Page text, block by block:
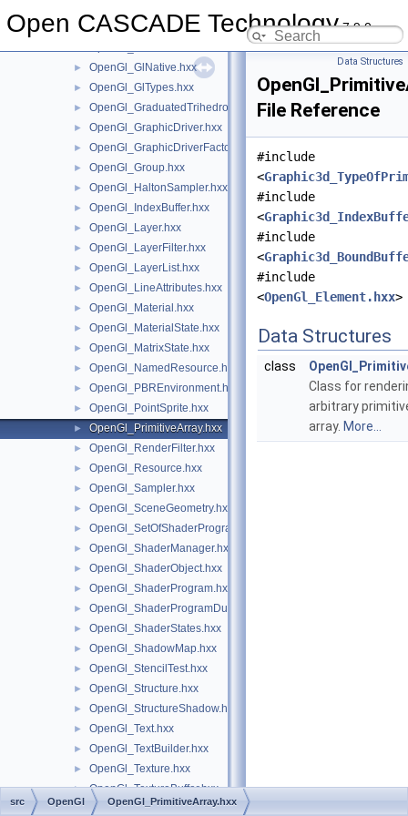
Open CASCADE Technology7.9.0
► OpenGl_GLESExtensions.hxx
► OpenGl_GlNative.hxx
► OpenGl_GlTypes.hxx
► OpenGl_GraduatedTrihedron.hxx
► OpenGl_GraphicDriver.hxx
► OpenGl_GraphicDriverFactory.hxx
► OpenGl_Group.hxx
► OpenGl_HaltonSampler.hxx
► OpenGl_IndexBuffer.hxx
► OpenGl_Layer.hxx
► OpenGl_LayerFilter.hxx
► OpenGl_LayerList.hxx
► OpenGl_LineAttributes.hxx
► OpenGl_Material.hxx
► OpenGl_MaterialState.hxx
► OpenGl_MatrixState.hxx
► OpenGl_NamedResource.hxx
► OpenGl_PBREnvironment.hxx
► OpenGl_PointSprite.hxx
► OpenGl_PrimitiveArray.hxx
► OpenGl_RenderFilter.hxx
► OpenGl_Resource.hxx
► OpenGl_Sampler.hxx
► OpenGl_SceneGeometry.hxx
► OpenGl_SetOfShaderPrograms.hxx
► OpenGl_ShaderManager.hxx
► OpenGl_ShaderObject.hxx
► OpenGl_ShaderProgram.hxx
► OpenGl_ShaderProgramDumpLevel.hxx
► OpenGl_ShaderStates.hxx
► OpenGl_ShadowMap.hxx
► OpenGl_StencilTest.hxx
► OpenGl_Structure.hxx
► OpenGl_StructureShadow.hxx
► OpenGl_Text.hxx
► OpenGl_TextBuilder.hxx
► OpenGl_Texture.hxx
► OpenGl_TextureBuffer.hxx
► OpenGl_TextureBufferArb.hxx
Data Structures
File Reference
#include
<
#include
<
#include
<
#include
<OpenGl_Element.hxx>
Data Structures
class
Class for
arbitrary
array. More...
src OpenGl OpenGl_PrimitiveArray.hxx